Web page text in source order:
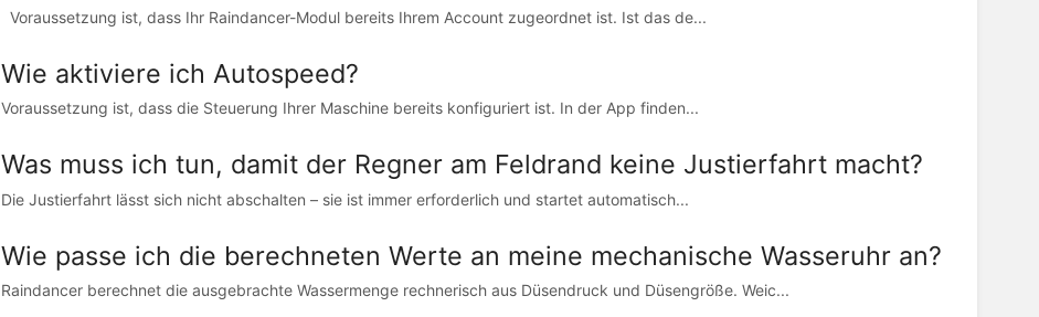
Voraussetzung ist, dass Ihr Raindancer-Modul bereits Ihrem Account zugeordnet ist. Ist das de...
Wie aktiviere ich Autospeed?
Voraussetzung ist, dass die Steuerung Ihrer Maschine bereits konfiguriert ist. In der App finden...
Was muss ich tun, damit der Regner am Feldrand keine Justierfahrt macht?
Die Justierfahrt lässt sich nicht abschalten – sie ist immer erforderlich und startet automatisch...
Wie passe ich die berechneten Werte an meine mechanische Wasseruhr an?
Raindancer berechnet die ausgebrachte Wassermenge rechnerisch aus Düsendruck und Düsengröße. Weic...